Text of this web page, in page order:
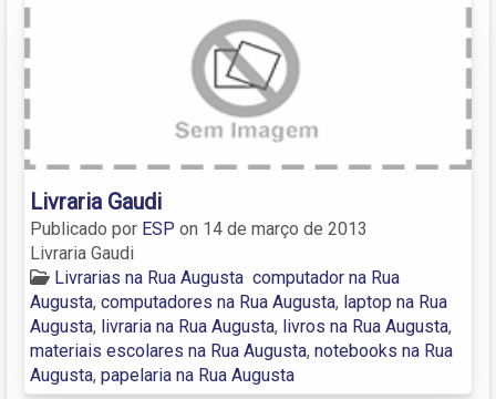
Livraria Gaudi
Publicado por ESP on 14 de março de 2013
Livraria Gaudi
Livrarias na Rua Augusta computador na Rua
Augusta, computadores na Rua Augusta, laptop na Rua
Augusta, livraria na Rua Augusta, livros na Rua Augusta,
materiais escolares na Rua Augusta, notebooks na Rua
Augusta, papelaria na Rua Augusta